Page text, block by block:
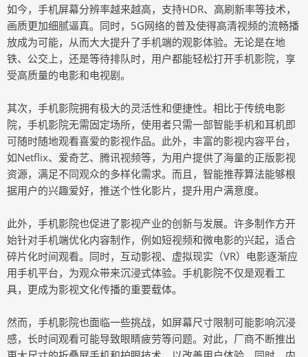
如今，手机屏幕分辨率越来越高，支持HDR、高刷新率等技术，
画质更加细腻逼真。同时，5G网络的普及使得高清视频的流畅播
放成为可能，从而大大提升了手机端的观影体验。无论是在地
铁、公交上，还是等待排队时，用户都能轻松打开手机影院，享
受高质量的电影和电视剧。
其次，手机影院拥有极大的灵活性和便捷性。相比于传统电影
院，手机影院无需固定场所，使用者只需一部智能手机和耳机即
可随时随地观看喜爱的影视作品。此外，丰富的影视内容平台，
如Netflix、爱奇艺、腾讯视频等，为用户提供了海量的正版影视
资源，满足不同观众的多样化需求。而且，智能推荐算法能够根
据用户的兴趣爱好，推送个性化影片，提升用户满意度。
此外，手机影院也促进了影视产业的创新与发展。许多制作方开
始针对手机端优化内容制作，例如短视频和微电影的兴起，适合
碎片化时间观看。同时，互动影视、虚拟现实（VR）电影逐渐应
用手机平台，为观众带来沉浸式体验。手机影院不仅是观看工
具，更成为影视文化传播的重要载体。
然而，手机影院也面临一些挑战，如屏幕尺寸限制可能影响沉浸
感，长时间观看可能导致眼睛疲劳等问题。对此，厂商不断推出